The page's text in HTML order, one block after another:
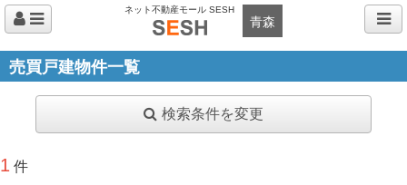
ネット不動産モール SESH
青森
売買戸建物件一覧
検索条件を変更
1 件